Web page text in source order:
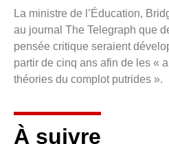
La ministre de l’Éducation,
au journal The Telegraph que
pensée critique seraient
partir de cinq ans afin de les «
théories du complot putrides ».
À suivre